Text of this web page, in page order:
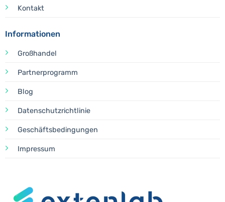
Kontakt
Informationen
Großhandel
Partnerprogramm
Blog
Datenschutzrichtlinie
Geschäftsbedingungen
Impressum